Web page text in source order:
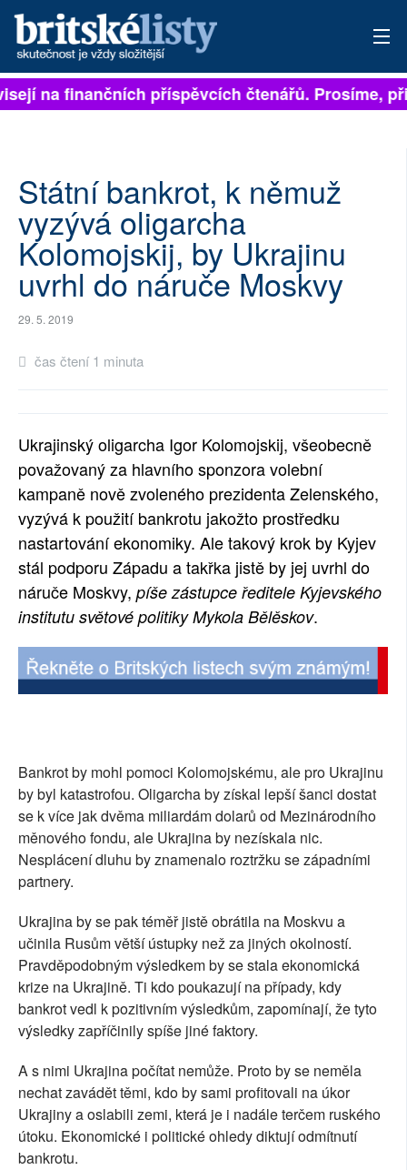
PŘIHLÁSIT
ARCHIV
ROZHOVORY
TÉMATA
RUBRIKY
PLNÁ VERZE STRÁNEK
na finančních příspěvcích čtenářů. Prosíme,
Státní bankrot, k němuž
vyzývá oligarcha
Kolomojskij, by Ukrajinu
uvrhl do náruče Moskvy
29. 5. 2019
čas čtení 1 minuta
Ukrajinský oligarcha Igor Kolomojskij, všeobecně
považovaný za hlavního sponzora volební
kampaně nově zvoleného prezidenta Zelenského,
vyzývá k použití bankrotu jakožto prostředku
nastartování ekonomiky. Ale takový krok by Kyjev
stál podporu Západu a takřka jistě by jej uvrhl do
náruče Moskvy, píše zástupce ředitele Kyjevského
institutu světové politiky Mykola Bělěskov.
Bankrot by mohl pomoci Kolomojskému, ale pro Ukrajinu
by byl katastrofou. Oligarcha by získal lepší šanci dostat
se k více jak dvěma miliardám dolarů od Mezinárodního
měnového fondu, ale Ukrajina by nezískala nic.
Nesplácení dluhu by znamenalo roztržku se západními
partnery.
Ukrajina by se pak téměř jistě obrátila na Moskvu a
učinila Rusům větší ústupky než za jiných okolností.
Pravděpodobným výsledkem by se stala ekonomická
krize na Ukrajině. Ti kdo poukazují na případy, kdy
bankrot vedl k pozitivním výsledkům, zapomínají, že tyto
výsledky zapříčinily spíše jiné faktory.
A s nimi Ukrajina počítat nemůže. Proto by se neměla
nechat zavádět těmi, kdo by sami profitovali na úkor
Ukrajiny a oslabili zemi, která je i nadále terčem ruského
útoku. Ekonomické i politické ohledy diktují odmítnutí
bankrotu.